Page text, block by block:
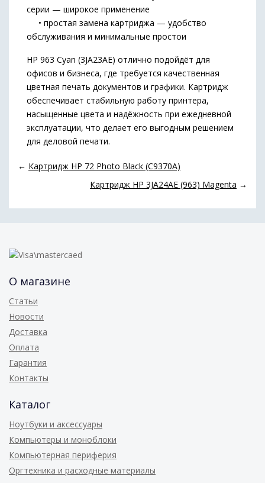
серии — широкое применение
• простая замена картриджа — удобство
обслуживания и минимальные простои
HP 963 Cyan (3JA23AE) отлично подойдёт для
офисов и бизнеса, где требуется качественная
цветная печать документов и графики. Картридж
обеспечивает стабильную работу принтера,
насыщенные цвета и надёжность при ежедневной
эксплуатации, что делает его выгодным решением
для деловой печати.
← Картридж HP 72 Photo Black (C9370A)
Картридж HP 3JA24AE (963) Magenta →
О магазине
Статьи
Новости
Доставка
Оплата
Гарантия
Контакты
Каталог
Ноутбуки и аксессуары
Компьютеры и моноблоки
Компьютерная периферия
Оргтехника и расходные материалы